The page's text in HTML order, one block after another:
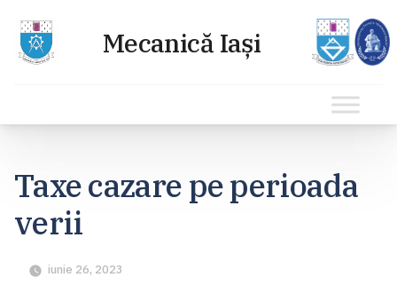
conținut
Taxe cazare pe perioada
verii
iunie 26, 2023